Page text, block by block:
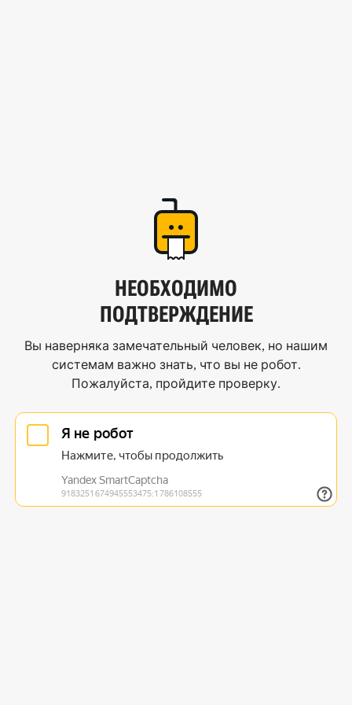
НЕОБХОДИМО
ПОДТВЕРЖДЕНИЕ
Вы наверняка замечательный человек, но нашим
системам важно знать, что вы не робот.
Пожалуйста, пройдите проверку.